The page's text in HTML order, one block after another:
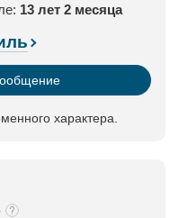
13 лет 2 месяца
характера.